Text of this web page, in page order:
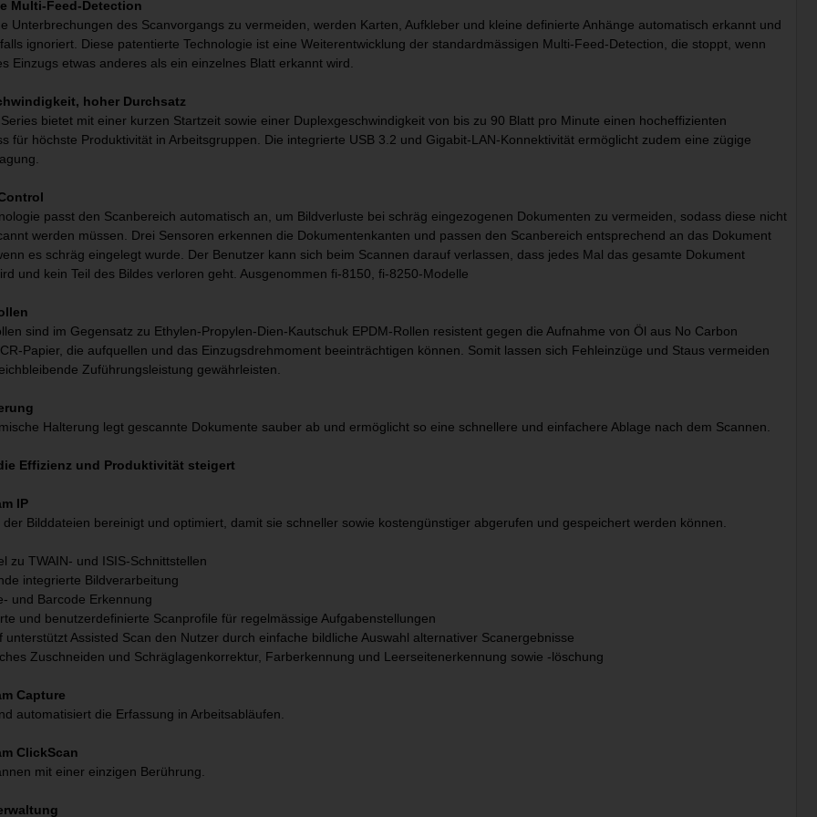
Multi-Feed-Detection
Unterbrechungen des Scanvorgangs zu vermeiden, werden Karten, Aufkleber und kleine definierte Anhänge automatisch erkannt und
ignoriert. Diese patentierte Technologie ist eine Weiterentwicklung der standardmässigen Multi-Feed-Detection, die stoppt, wenn
Einzugs etwas anderes als ein einzelnes Blatt erkannt wird.
hoher Durchsatz
bietet mit einer kurzen Startzeit sowie einer Duplexgeschwindigkeit von bis zu 90 Blatt pro Minute einen hocheffizienten
für höchste Produktivität in Arbeitsgruppen. Die integrierte USB 3.2 und Gigabit-LAN-Konnektivität ermöglicht zudem eine zügige
passt den Scanbereich automatisch an, um Bildverluste bei schräg eingezogenen Dokumenten zu vermeiden, sodass diese nicht
werden müssen. Drei Sensoren erkennen die Dokumentenkanten und passen den Scanbereich entsprechend an das Dokument
es schräg eingelegt wurde. Der Benutzer kann sich beim Scannen darauf verlassen, dass jedes Mal das gesamte Dokument
und kein Teil des Bildes verloren geht. Ausgenommen fi-8150, fi-8250-Modelle
sind im Gegensatz zu Ethylen-Propylen-Dien-Kautschuk EPDM-Rollen resistent gegen die Aufnahme von Öl aus No Carbon
Papier, die aufquellen und das Einzugsdrehmoment beeinträchtigen können. Somit lassen sich Fehleinzüge und Staus vermeiden
Zuführungsleistung gewährleisten.
Halterung legt gescannte Dokumente sauber ab und ermöglicht so eine schnellere und einfachere Ablage nach dem Scannen.
Effizienz und Produktivität steigert
IP
der Bilddateien bereinigt und optimiert, damit sie schneller sowie kostengünstiger abgerufen und gespeichert werden können.
zu TWAIN- und ISIS-Schnittstellen
integrierte Bildverarbeitung
und Barcode Erkennung
und benutzerdefinierte Scanprofile für regelmässige Aufgabenstellungen
unterstützt Assisted Scan den Nutzer durch einfache bildliche Auswahl alternativer Scanergebnisse
Zuschneiden und Schräglagenkorrektur, Farberkennung und Leerseitenerkennung sowie -löschung
Capture
automatisiert die Erfassung in Arbeitsabläufen.
ClickScan
mit einer einzigen Berührung.